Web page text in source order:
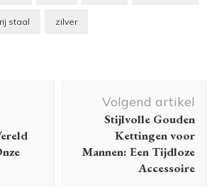
staal zilver
Volgend artikel
Stijlvolle Gouden
Kettingen voor
Mannen: Een Tijdloze
Accessoire